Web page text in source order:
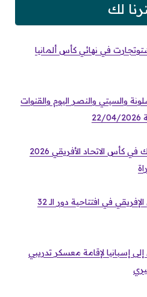
لك
في نهائي كأس ألمانيا
والسيتي والنصر اليوم والقنوات
بث مباشر لمواجهة الزمالك في كأس الاتحاد الأفريقي 2026
الكشف عن هوية المنافس الإفريقي في افتتاحية دور الـ 32
إسبانيا لإقامة معسكر تدريبي